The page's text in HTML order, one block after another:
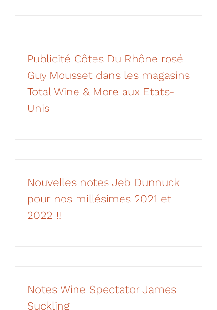
Publicité Côtes Du Rhône rosé
Guy Mousset dans les magasins
Total Wine & More aux Etats-
Unis
Nouvelles notes Jeb Dunnuck
pour nos millésimes 2021 et
2022 !!
Notes Wine Spectator James
Suckling